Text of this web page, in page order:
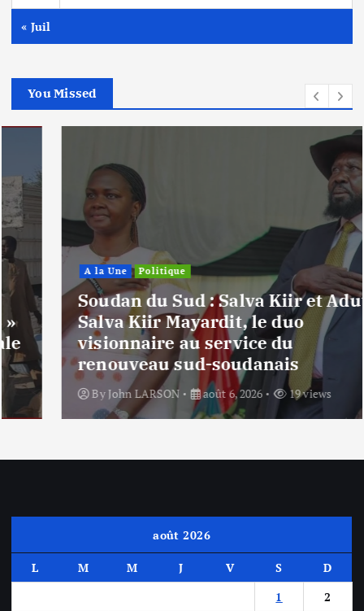
« Juil
You Missed
Politique
Soudan du Sud : Salva Kiir et Adut
Salva Kiir Mayardit, le duo
visionnaire au service du
renouveau sud-soudanais
By John LARSON août 6, 2026 19 views
août 2026
L M M J V S
D
1
2